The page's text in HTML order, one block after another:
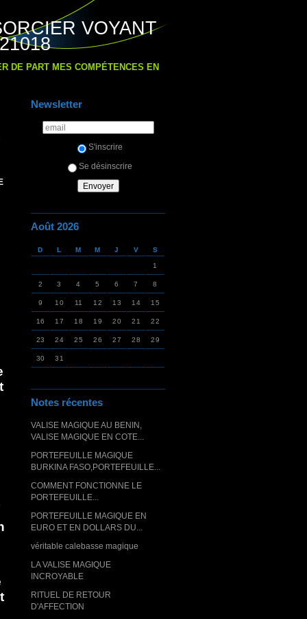
VOYANT
DE PART MES COMPÉTENCES EN
Newsletter
S'inscrire
Se désinscrire
Août 2026
D L M M J V S
1
2 3 4 5 6 7 8
9 10 11 12 13 14 15
16 17 18 19 20 21 22
23 24 25 26 27 28 29
30 31
Notes récentes
VALISE MAGIQUE AU BENIN,
VALISE MAGIQUE EN COTE...
PORTEFEUILLE MAGIQUE
BURKINA FASO,PORTEFEUILLE...
COMMENT FONCTIONNE LE
PORTEFEUILLE...
PORTEFEUILLE MAGIQUE EN
EURO ET EN DOLLARS DU...
véritable calebasse magique
LA VALISE MAGIQUE
INCROYABLE
RITUEL DE RETOUR
D'AFFECTION